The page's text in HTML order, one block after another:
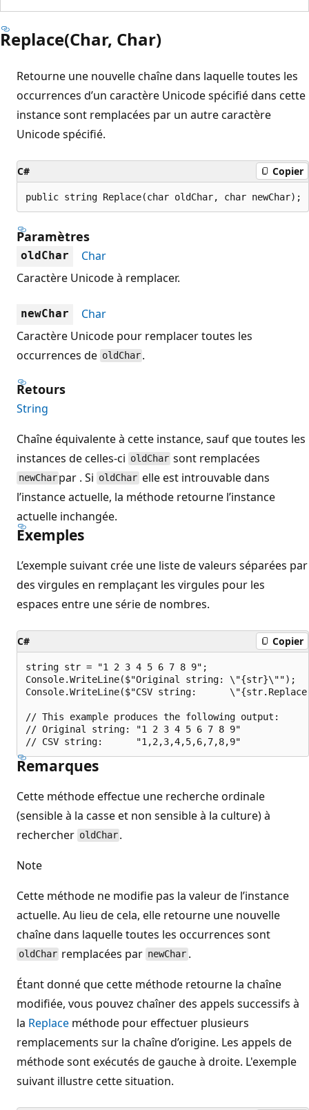
Replace(Char, Char)
Retourne une nouvelle chaîne dans laquelle toutes les
occurrences d’un caractère Unicode spécifié dans cette
instance sont remplacées par un autre caractère
Unicode spécifié.
C# Copier
public string Replace(char oldChar, char newChar);
Paramètres
oldChar
Char
Caractère Unicode à remplacer.
newChar
Char
Caractère Unicode pour remplacer toutes les
occurrences de oldChar .
Retours
String
Chaîne équivalente à cette instance, sauf que toutes les
instances de celles-ci oldChar sont remplacées
newChar par . Si oldChar elle est introuvable dans
l’instance actuelle, la méthode retourne l’instance
actuelle inchangée.
Exemples
L’exemple suivant crée une liste de valeurs séparées par
des virgules en remplaçant les virgules pour les
espaces entre une série de nombres.
C# Copier
string str = "1 2 3 4 5 6 7 8 9";
Console.WriteLine($"Original string: \"{str}\"");
Console.WriteLine($"CSV string:
// This example produces the following output:
// Original string: "1 2 3 4 5 6 7 8 9"
Remarques
Cette méthode effectue une recherche ordinale
(sensible à la casse et non sensible à la culture) à
rechercher oldChar .
Note
Cette méthode ne modifie pas la valeur de l’instance
actuelle. Au lieu de cela, elle retourne une nouvelle
chaîne dans laquelle toutes les occurrences sont
oldChar remplacées par newChar .
Étant donné que cette méthode retourne la chaîne
modifiée, vous pouvez chaîner des appels successifs à
la Replace méthode pour effectuer plusieurs
remplacements sur la chaîne d’origine. Les appels de
méthode sont exécutés de gauche à droite. L'exemple
suivant illustre cette situation.